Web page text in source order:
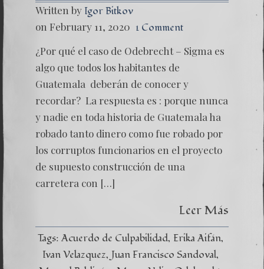
Written by Igor Bitkov
on February 11, 2020 1 Comment
¿Por qué el caso de Odebrecht – Sigma es
algo que todos los habitantes de
Guatemala deberán de conocer y
recordar? La respuesta es : porque nunca
y nadie en toda historia de Guatemala ha
robado tanto dinero como fue robado por
los corruptos funcionarios en el proyecto
de supuesto construcción de una
carretera con […]
Leer Más
Tags: Acuerdo de Culpabilidad Erika Aifán
Ivan Velazquez Juan Francisco Sandoval